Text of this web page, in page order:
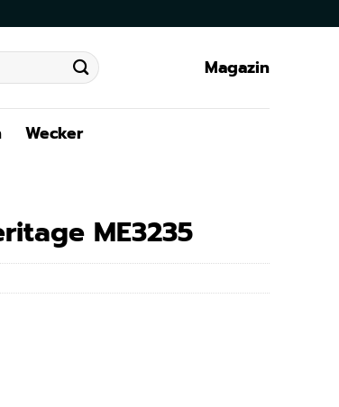
Magazin
Wecker
ME3235